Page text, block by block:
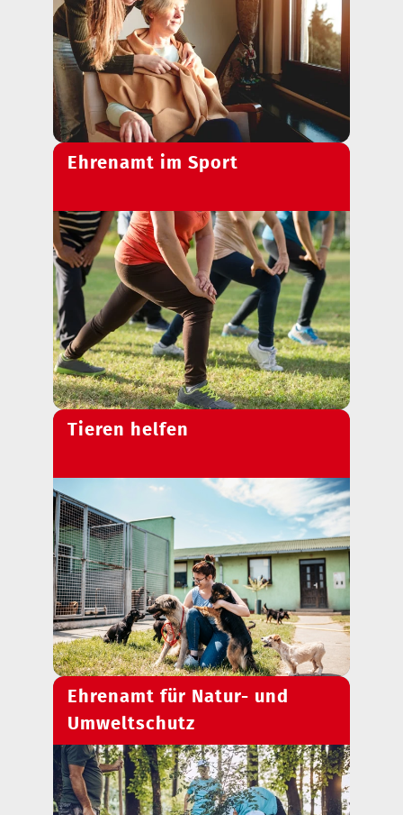
Ehrenamt im Sport
Tieren helfen
Ehrenamt für Natur- und
Umweltschutz